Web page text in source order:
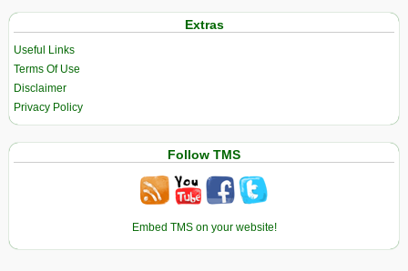
Extras
Useful Links
Terms Of Use
Disclaimer
Privacy Policy
Follow TMS
Embed TMS on your website!